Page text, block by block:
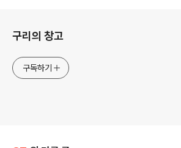
구리의 창고
구독하기